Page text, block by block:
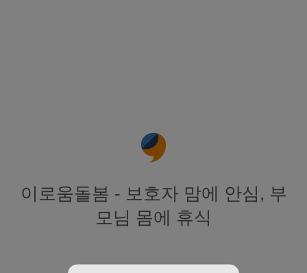
이로움돌봄 - 보호자 맘에 안심, 부
모님 몸에 휴식